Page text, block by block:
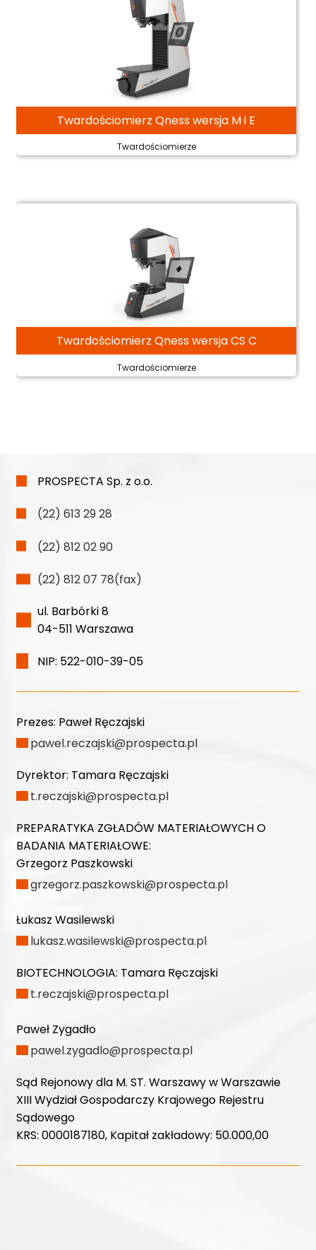
Twardościomierz Qness wersja M i E
Twardościomierze
Twardościomierz Qness wersja CS C
Twardościomierze
PROSPECTA Sp. z o.o.
(22) 613 29 28
(22) 812 02 90
(22) 812 07 78(fax)
ul. Barbórki 8
04-511 Warszawa
NIP: 522-010-39-05
Prezes: Paweł Ręczajski
pawel.reczajski@prospecta.pl
Dyrektor: Tamara Ręczajski
t.reczajski@prospecta.pl
PREPARATYKA ZGŁADÓW MATERIAŁOWYCH O
BADANIA MATERIAŁOWE:
Grzegorz Paszkowski
grzegorz.paszkowski@prospecta.pl
Łukasz Wasilewski
lukasz.wasilewski@prospecta.pl
BIOTECHNOLOGIA: Tamara Ręczajski
t.reczajski@prospecta.pl
Paweł Zygadło
pawel.zygadlo@prospecta.pl
Sąd Rejonowy dla M. ST. Warszawy w Warszawie
XIII Wydział Gospodarczy Krajowego Rejestru
Sądowego
KRS: 0000187180, Kapitał zakładowy: 50.000,00